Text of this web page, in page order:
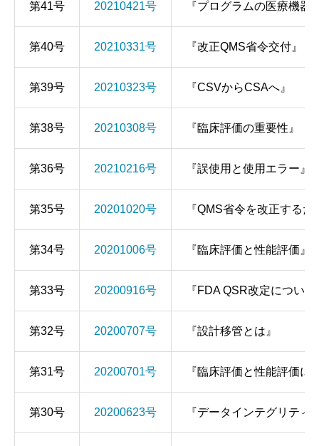
第41号 20210421号 『プログラムの医療機
第40号 20210331号 『改正QMS省令交付』
第39号 20210323号 『CSVからCSAへ』
第38号 20210308号 『臨床評価の重要性』
第36号 20210216号 『誤使用と使用エラー』
第35号 20201020号 『QMS省令を改正する
第34号 20201006号 『臨床評価と性能評価』
第33号 20200916号 『FDA QSR改定につい
第32号 20200707号 『設計移管とは』
第31号 20200701号 『臨床評価と性能評価に
第30号 20200623号 『データインテグリティ